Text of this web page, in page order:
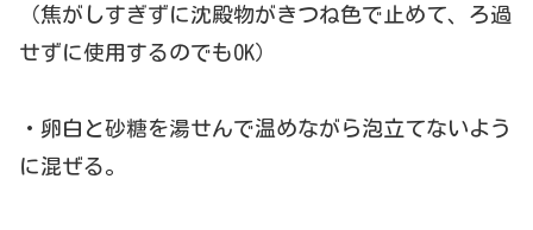
（焦がしすぎずに沈殿物がきつね色で止めて、ろ過
せずに使用するのでもOK）
・卵白と砂糖を湯せんで温めながら泡立てないよう
に混ぜる。